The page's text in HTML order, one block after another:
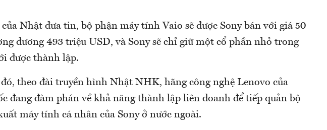
Nhật đưa tin, bộ phận máy tính Vaio sẽ được Sony bán với giá 50
đương 493 triệu USD, và Sony sẽ chỉ giữ một cổ phần nhỏ trong
được thành lập.
theo đài truyền hình Nhật NHK, hãng công nghệ Lenovo của
đang đàm phán về khả năng thành lập liên doanh để tiếp quản bộ
máy tính cá nhân của Sony ở nước ngoài.